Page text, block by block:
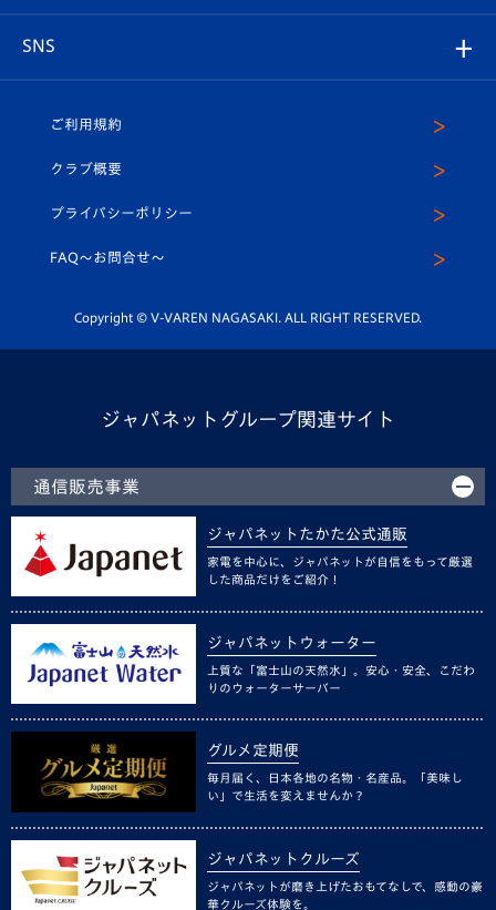
ホームタウン
平和祈念活動
ホームタウン活動
プレイヤーズスイート
店舗情報
U-18
スクール
SNS
ヴィヴィくんインスタグラム
公式LINE＠
ご利用規約
クラブ概要
プライバシーポリシー
FAQ〜お問合せ〜
Copyright © V-VAREN NAGASAKI. ALL RIGHT RESERVED.
ジャパネットグループ関連サイト
通信販売事業
ジャパネットたかた公式通販
家電を中心に、ジャパネットが自信をもって厳選
した商品だけをご紹介！
ジャパネットウォーター
上質な「富士山の天然水」。安心・安全、こだわ
りのウォーターサーバー
グルメ定期便
毎月届く、日本各地の名物・名産品。「美味し
い」で生活を変えませんか？
ジャパネットクルーズ
ジャパネットが磨き上げたおもてなしで、感動の豪
華クルーズ体験を。